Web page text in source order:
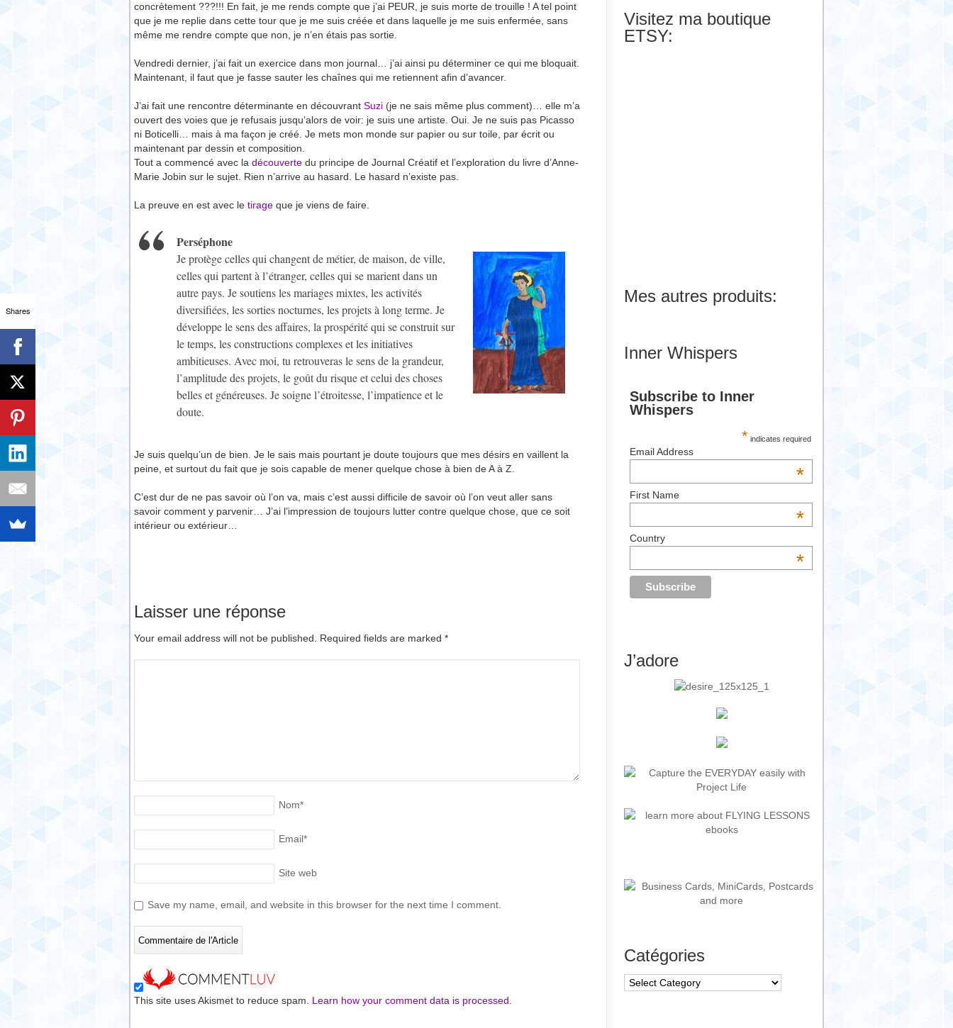
concrètement ???!!! En fait, je me rends compte que j’ai PEUR, je suis morte de trouille ! A tel point
que je me replie dans cette tour que je me suis créée et dans laquelle je me suis enfermée, sans
même me rendre compte que non, je n’en étais pas sortie.
Vendredi dernier, j’ai fait un exercice dans mon journal… j’ai ainsi pu déterminer ce qui me bloquait.
Maintenant, il faut que je fasse sauter les chaînes qui me retiennent afin d’avancer.
J’ai fait une rencontre déterminante en découvrant Suzi (je ne sais même plus comment)… elle m’a
ouvert des voies que je refusais jusqu’alors de voir: je suis une artiste. Oui. Je ne suis pas Picasso
ni Boticelli… mais à ma façon je créé. Je mets mon monde sur papier ou sur toile, par écrit ou
maintenant par dessin et composition.
Tout a commencé avec la découverte du principe de Journal Créatif et l’exploration du livre d’Anne-
Marie Jobin sur le sujet. Rien n’arrive au hasard. Le hasard n’existe pas.
La preuve en est avec le tirage que je viens de faire.
Perséphone
Je protège celles qui changent de métier, de maison, de ville,
celles qui partent à l’étranger, celles qui se marient dans un
autre pays. Je soutiens les mariages mixtes, les activités
diversifiées, les sorties nocturnes, les projets à long terme. Je
développe le sens des affaires, la prospérité qui se construit sur
le temps, les constructions complexes et les initiatives
ambitieuses. Avec moi, tu retrouveras le sens de la grandeur,
l’amplitude des projets, le goût du risque et celui des choses
belles et généreuses. Je soigne l’étroitesse, l’impatience et le
doute.
Je suis quelqu’un de bien. Je le sais mais pourtant je doute toujours que mes désirs en vaillent la
peine, et surtout du fait que je sois capable de mener quelque chose à bien de A à Z.
C’est dur de ne pas savoir où l’on va, mais c’est aussi difficile de savoir où l’on veut aller sans
savoir comment y parvenir… J’ai l’impression de toujours lutter contre quelque chose, que ce soit
intérieur ou extérieur…
Laisser une réponse
Your email address will not be published. Required fields are marked *
Nom*
Email*
Site web
Save my name, email, and website in this browser for the next time I comment.
This site uses Akismet to reduce spam. Learn how your comment data is processed.
Visitez ma boutique
ETSY:
Mes autres produits:
Inner Whispers
Subscribe to Inner
Whispers
* indicates required
Email Address
*
First Name
*
Country
*
J’adore
Catégories
Catégories
Shares